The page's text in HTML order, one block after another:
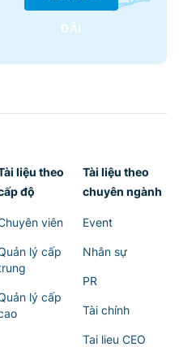
ĐÃI
liệu theo
độ
viên
lý cấp
lý cấp
Tài liệu theo
chuyên ngành
Event
Nhân sự
PR
Tài chính
Tai lieu CEO